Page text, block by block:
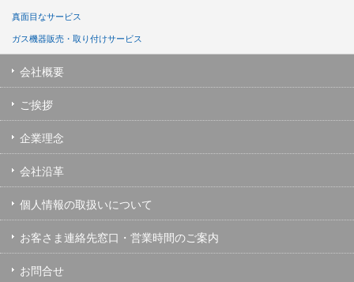
真面目なサービス
ガス機器販売・取り付けサービス
会社概要
ご挨拶
企業理念
会社沿革
個人情報の取扱いについて
お客さま連絡先窓口・営業時間のご案内
お問合せ